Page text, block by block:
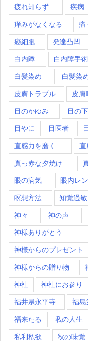
疲れ知らず 疾病
痒みがなくなる 痛
癌細胞 発達凸凹
白内障 白内障手術
白髪染め 白髪染
皮膚トラブル 皮膚
目のかゆみ 目の
目やに 目医者
直感力を磨く 直
真っ赤な夕焼け
眼の病気 眼内レ
瞑想方法 知覚過敏
神々 神の声
神様ありがとう
神様からのプレゼント
神様からの贈り物
神社 神社にお参り
福井県永平寺 福島
福来たる 私の人生
私利私欲 秋の味覚